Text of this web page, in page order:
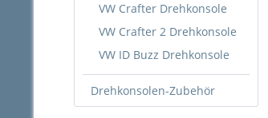
VW Crafter Drehkonsole
VW Crafter 2 Drehkonsole
VW ID Buzz Drehkonsole
Drehkonsolen-Zubehör